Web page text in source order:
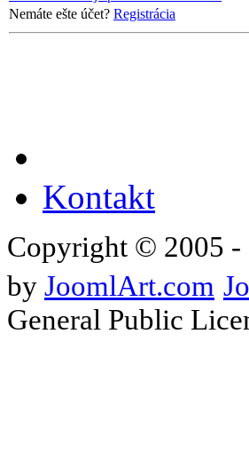
Nemáte ešte účet? Registrácia
Kontakt
Copyright © 2005 -
by JoomlArt.com
General Public